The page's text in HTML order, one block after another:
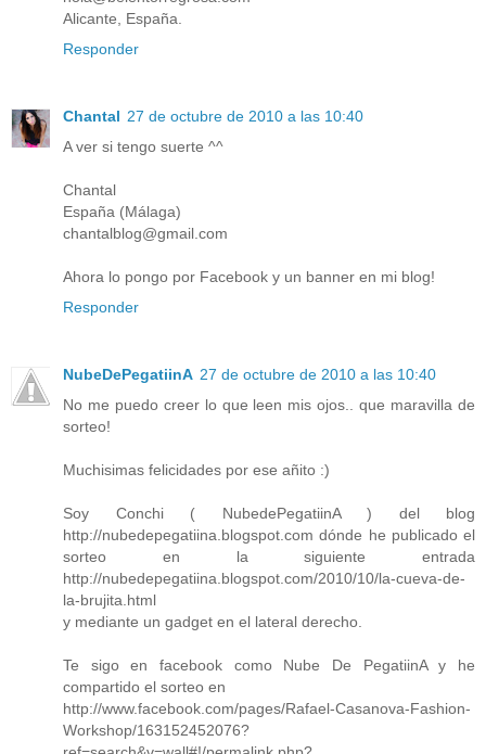
Alicante, España.
Responder
Chantal 27 de octubre de 2010 a las 10:40
A ver si tengo suerte ^^
Chantal
España (Málaga)
chantalblog@gmail.com
Ahora lo pongo por Facebook y un banner en mi blog!
Responder
NubeDePegatiinA 27 de octubre de 2010 a las 10:40
No me puedo creer lo que leen mis ojos.. que maravilla de
sorteo!
Muchisimas felicidades por ese añito :)
Soy Conchi ( NubedePegatiinA ) del blog
http://nubedepegatiina.blogspot.com dónde he publicado el
sorteo en la siguiente entrada
http://nubedepegatiina.blogspot.com/2010/10/la-cueva-de-
la-brujita.html
y mediante un gadget en el lateral derecho.
Te sigo en facebook como Nube De PegatiinA y he
compartido el sorteo en
http://www.facebook.com/pages/Rafael-Casanova-Fashion-
Workshop/163152452076?